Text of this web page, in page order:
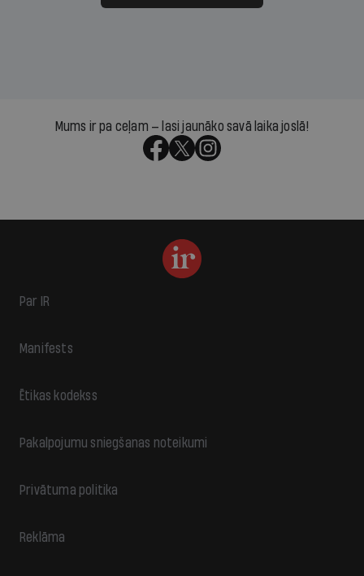
Mums ir pa ceļam — lasi jaunāko savā laika joslā!
Par IR
Manifests
Ētikas kodekss
Pakalpojumu sniegšanas noteikumi
Privātuma politika
Reklāma